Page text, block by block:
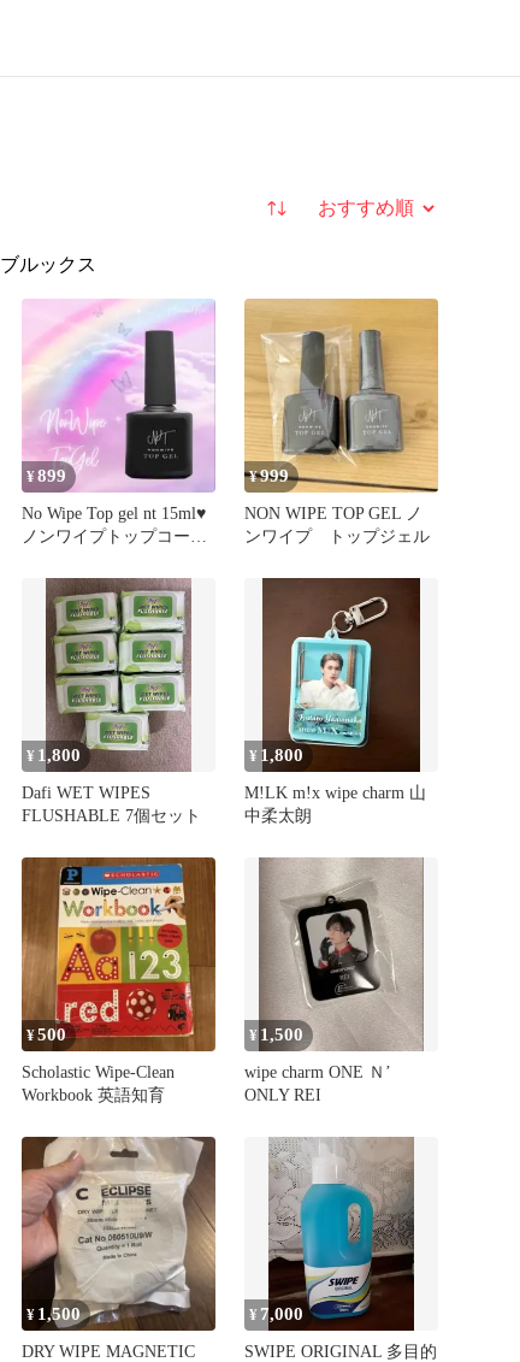
並び替え
ブルックス
¥899
No Wipe Top gel nt 15ml♥
ノンワイプトップコート
¥999
NON WIPE TOP GEL ノ
ンワイプ トップジェル
¥ 1,800
Dafi WET WIPES
FLUSHABLE 7個セット
¥ 1,800
M!LK m!x wipe charm 山
中柔太朗
¥500
Scholastic Wipe-Clean
Workbook 英語知育
¥ 1,500
wipe charm ONE Ｎ’
ONLY REI
¥ 1,500
DRY WIPE MAGNETIC
¥ 7,000
SWIPE ORIGINAL 多目的